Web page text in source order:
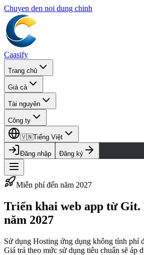
Chuyen den noi dung chinh
Caasify
Trang chủ
Giá cả
Tài nguyên
Công ty
🇻🇳Tiếng Việt
Đăng nhập Đăng ký
Miễn phí đến năm 2027
Triển khai web app từ Git.
năm 2027
Sử dụng Hosting ứng dụng không tính phí
Giá trả theo mức sử dụng tiêu chuẩn sẽ áp